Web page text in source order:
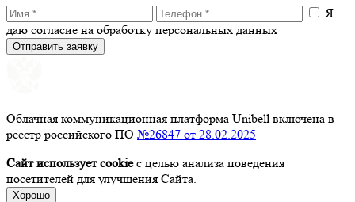
Я
даю согласие на обработку персональных данных
Отправить заявку
Облачная коммуникационная платформа Unibell включена в
реестр российского ПО №26847 от 28.02.2025
Сайт использует cookieс целью анализа поведения
посетителей для улучшения Сайта.
Хорошо